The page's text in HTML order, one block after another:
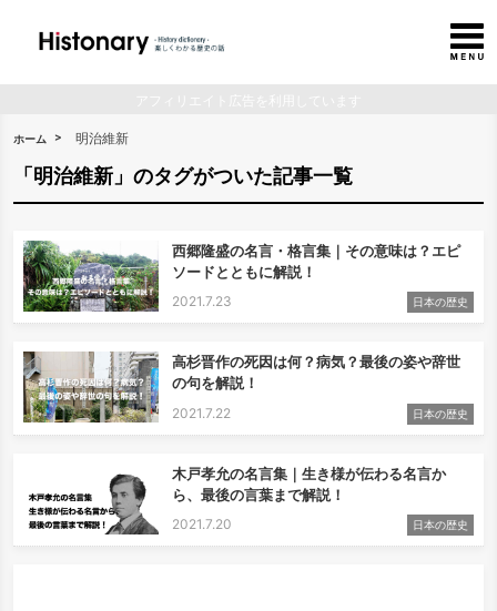
ホーム 明治維新
「明治維新」のタグがついた記事一覧
西郷隆盛の名言・格言集｜その意味は？エピ
ソードとともに解説！
2021.7.23 日本の歴史
高杉晋作の死因は何？病気？最後の姿や辞世
の句を解説！
2021.7.22 日本の歴史
木戸孝允の名言集｜生き様が伝わる名言か
ら、最後の言葉まで解説！
2021.7.20 日本の歴史